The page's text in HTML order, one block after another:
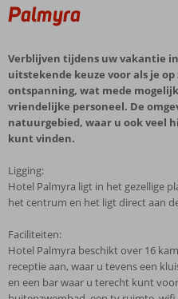
Palmyra
Verblijven tijdens uw vakantie
uitstekende keuze voor als je
ontspanning, wat mede
vriendelijke personeel. De
natuurgebied, waar u ook veel
kunt vinden.
Ligging:
Hotel Palmyra ligt in het gezellige
het centrum en het ligt direct aan
Faciliteiten:
Hotel Palmyra beschikt over 16
receptie aan, waar u tevens een
en een bar waar u terecht kunt